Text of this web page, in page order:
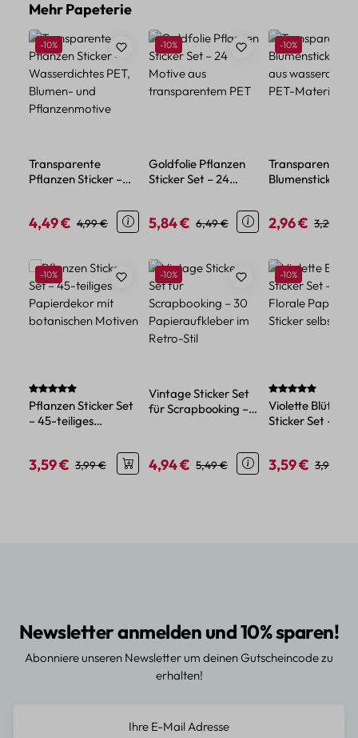
Produktgalerie überspringen
Mehr Papeterie
Rabatt
-10%
Transparente
Pflanzen Sticker –
Pflanzenmotive
Verkaufspreis:
4,49 € Regulärer Preis:
4,99 €
Rabatt
-10%
Goldfolie Pflanzen
Sticker Set – 24
transparentem PET
Verkaufspreis:
5,84 € Regulärer Preis:
6,49 €
Rabatt
-10%
Transparente
Blumensticker –
Verkaufspreis:
2,96 € 3,29 €
Produktgalerie überspringen
Rabatt
-10%
Durchschnittliche Bewertung von 5 von 5 Sternen
Pflanzen Sticker Set
– 45-teiliges
botanischen Motiven
Verkaufspreis:
3,59 € Regulärer Preis:
3,99 €
Rabatt
-10%
Vintage Sticker Set
für Scrapbooking –
Verkaufspreis:
4,94 € Regulärer Preis:
5,49 €
Rabatt
-10%
Violette Blüten
Sticker Set – 45
Verkaufspreis:
3,59 € 3,99 €
Newsletter anmelden und 10% sparen!
Abonniere unseren Newsletter um deinen Gutscheincode zu
erhalten!